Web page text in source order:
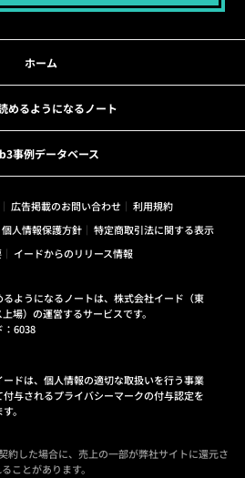
ホーム
めるようになるノート
事例データベース
広告掲載のお問い合わせ
利用規約
個人情報保護方針
特定商取引法に関する表示
イードからのリリース情報
るようになるノートは、株式会社イード（東
場）の運営するサービスです。
：6038
ードは、個人情報の適切な取扱いを行う事業
付与されるプライバシーマークの付与認定を
。
約した場合に、売上の一部が弊社サイトに還元さ
ことがあります。